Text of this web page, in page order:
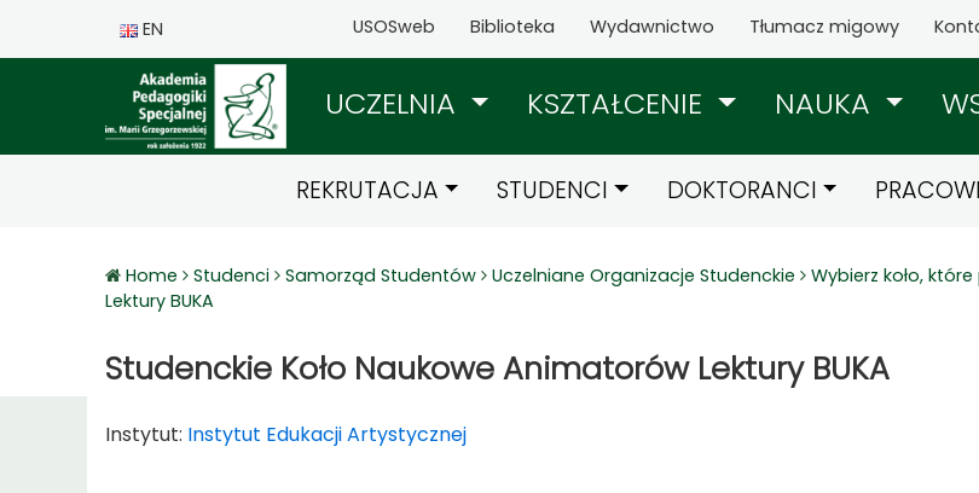
EN USOSweb Biblioteka Wydawnictwo Tłumacz migowy
UCZELNIA KSZTAŁCENIE NAUKA
REKRUTACJA STUDENCI DOKTORANCI
Home Studenci Samorząd Studentów Uczelniane Organizacje Studenckie Wybierz koło,
Lektury BUKA
Studenckie Koło Naukowe Animatorów Lektury BUKA
Instytut: Instytut Edukacji Artystycznej